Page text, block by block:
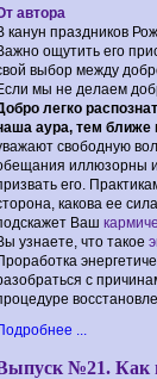
автора
канун праздников
ощутить его
выбор между
мы не делаем
легко
аура, тем ближе
свободную
иллюзорны и
его.
какова ее
Ваш
узнаете, что такое
с
...
№21. Как